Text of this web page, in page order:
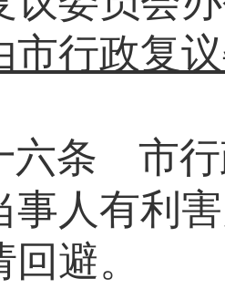
市行政复
六条 市行
事人有利
避。